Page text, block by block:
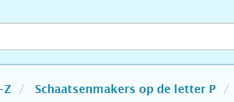
Z Schaatsenmakers op de letter P